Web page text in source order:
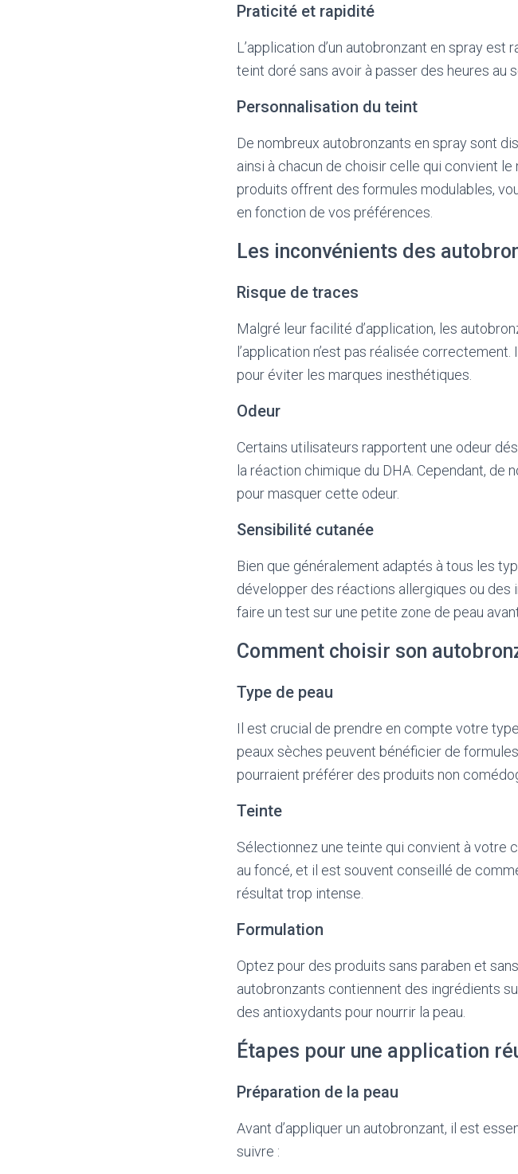
Praticité et rapidité
L’application d’un autobronzant en spray
teint doré sans avoir à passer des heures au
Personnalisation du teint
De nombreux autobronzants en spray sont
ainsi à chacun de choisir celle qui convient
produits offrent des formules modulables,
en fonction de vos préférences.
Les inconvénients des
Risque de traces
Malgré leur facilité d’application, les
l’application n’est pas réalisée
pour éviter les marques inesthétiques.
Odeur
Certains utilisateurs rapportent une odeur
la réaction chimique du DHA. Cependant,
pour masquer cette odeur.
Sensibilité cutanée
Bien que généralement adaptés à tous les
développer des réactions allergiques ou
faire un test sur une petite zone de peau
Comment choisir son
Type de peau
Il est crucial de prendre en compte votre
peaux sèches peuvent bénéficier de
pourraient préférer des produits non
Teinte
Sélectionnez une teinte qui convient à votre
au foncé, et il est souvent conseillé de
résultat trop intense.
Formulation
Optez pour des produits sans paraben et
autobronzants contiennent des ingrédients
des antioxydants pour nourrir la peau.
Étapes pour une application
Préparation de la peau
Avant d’appliquer un autobronzant, il est
suivre :